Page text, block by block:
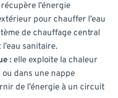
l’énergie
pour chauffer l’eau
de chauffage central
sanitaire.
: elle exploite la chaleur
dans une nappe
de l’énergie à un circuit